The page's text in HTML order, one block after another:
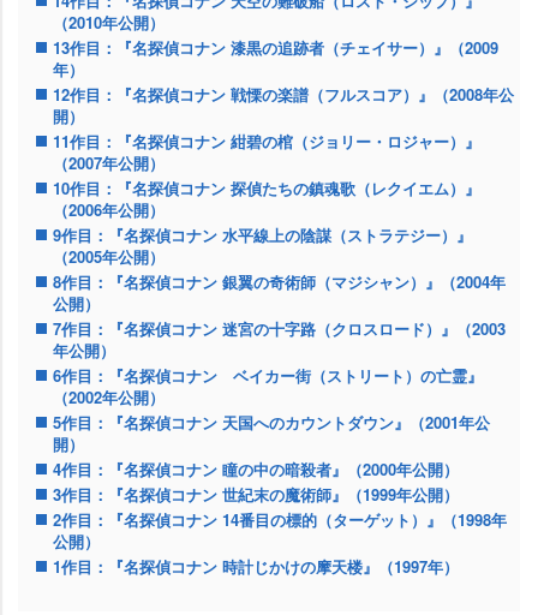
（2010年公開）
13作目：『名探偵コナン 漆黒の追跡者（チェイサー）』（2009
年）
12作目：『名探偵コナン 戦慄の楽譜（フルスコア）』（2008年公
開）
11作目：『名探偵コナン 紺碧の棺（ジョリー・ロジャー）』
（2007年公開）
10作目：『名探偵コナン 探偵たちの鎮魂歌（レクイエム）』
（2006年公開）
9作目：『名探偵コナン 水平線上の陰謀（ストラテジー）』
（2005年公開）
8作目：『名探偵コナン 銀翼の奇術師（マジシャン）』（2004年
公開）
7作目：『名探偵コナン 迷宮の十字路（クロスロード）』（2003
年公開）
6作目：『名探偵コナン ベイカー街（ストリート）の亡霊』
（2002年公開）
5作目：『名探偵コナン 天国へのカウントダウン』（2001年公
開）
4作目：『名探偵コナン 瞳の中の暗殺者』（2000年公開）
3作目：『名探偵コナン 世紀末の魔術師』（1999年公開）
2作目：『名探偵コナン 14番目の標的（ターゲット）』（1998年
公開）
1作目：『名探偵コナン 時計じかけの摩天楼』（1997年）